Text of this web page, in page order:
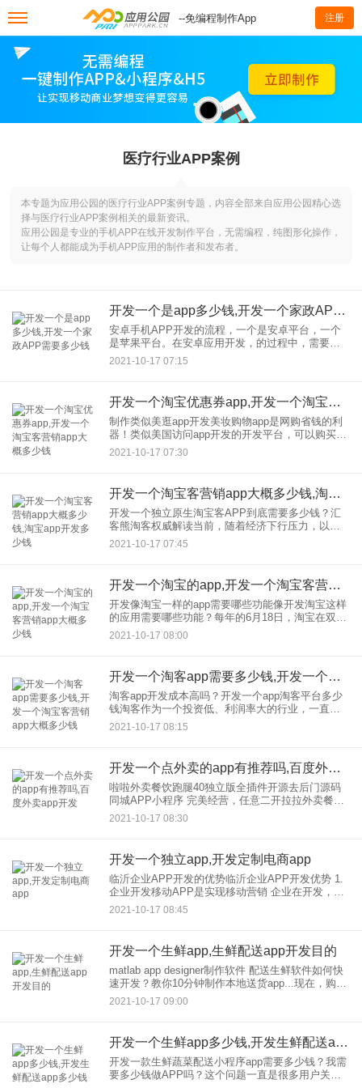
--免编程制作App 注册
医疗行业APP案例
本专题为应用公园的医疗行业APP案例专题，内容全部来自应用公园精心选
择与医疗行业APP案例相关的最新资讯。
应用公园是专业的手机APP在线开发制作平台，无需编程，纯图形化操作，
让每个人都能成为手机APP应用的制作者和发布者。
开发一个是app多少钱,开发一个家政APP需要多少钱
安卓手机APP开发的流程，一个是安卓平台，一个
是苹果平台。在安卓应用开发，的过程中，需要准
备开发环境、开发工具、模拟器和完善的开发流
程。整个过程如下。 首先，研究市场 市场调研需要
2021-10-17 07:15
开发一个淘宝优惠券app,开发一个淘宝客营销app大概多少钱
制作类似美逛app开发美妆购物app是网购省钱的利
器！类似美国访问app开发的开发平台，可以购买、
省钱、分享、赚钱，互利共赢。让你少花钱，天天
过双十一，省钱又赚钱！ 华娟云开发app系统是一个
2021-10-17 07:30
开发一个淘宝客营销app大概多少钱,淘宝app开发多少钱
开发一个独立原生淘宝客APP到底需要多少钱？汇
客熊淘客权威解读当前，随着经济下行压力，以低
价为核心的社交电商购物模式兴起。因此，许多社
交电商在五环路之外获得了许多用户。在这个过程
2021-10-17 07:45
开发一个淘宝的app,开发一个淘宝客营销app大概多少钱
开发像淘宝一样的app需要哪些功能像开发淘宝这样
的应用需要哪些功能？每年的6月18日，淘宝在双11
迎来一次又一次的销量突破。作为一个体量大、销
量大的网购平台，淘宝的实力不容小觑。移动电商
2021-10-17 08:00
开发一个淘客app需要多少钱,开发一个淘宝客营销app大概多少钱
淘客app开发成本高吗？开发一个app淘客平台多少
钱淘客作为一个投资低、利润率大的行业，一直吸
引着众多创业者的参与。陶克也是我团从未离开过
的地区。从淘客户身上赚钱看似简单，但要想赚大
2021-10-17 08:15
开发一个点外卖的app有推荐吗,百度外卖app开发
啦啦外卖餐饮跑腿40独立版全插件开源去后门源码
同城APP小程序 完美经营，任意二开拉拉外卖餐饮
跑腿41.4.0独立版全插件开源到后门源码同城APP小
2021-10-17 08:30
开发一个独立app,开发定制电商app
临沂企业APP开发的优势临沂企业APP开发优势 1.
企业开发移动APP是实现移动营销 企业在开发，做
独立移动APP，可以实现自己的移动营销，不依赖
其他媒体和APP。有了独立的应用客户端，
2021-10-17 08:45
开发一个生鲜app,生鲜配送app开发目的
matlab app designer制作软件 配送生鲜软件如何快
速开发？教你10分钟制作本地送货app...现在，购买
生鲜水果和配料的方式是通过各种配送生鲜软件。
通过各种生鲜送货app，设定送货
2021-10-17 09:00
开发一个生鲜app多少钱,开发生鲜配送app多少钱
开发一款生鲜蔬菜配送小程序app需要多少钱？我需
要多少钱做APP吗？这个问题一直是很多用户关心